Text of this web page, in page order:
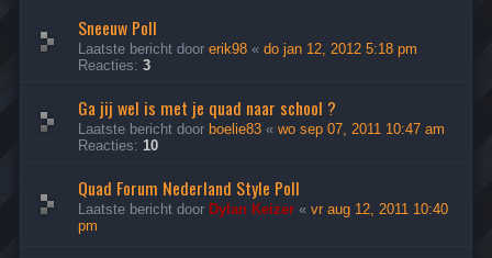
Sneeuw Poll
Laatste bericht door erik98 « do jan 12, 2012 5:18 pm
Reacties: 3
Ga jij wel is met je quad naar school ?
Laatste bericht door boelie83 « wo sep 07, 2011 10:47 am
Reacties: 10
Quad Forum Nederland Style Poll
Laatste bericht door Dylan Keizer « vr aug 12, 2011 10:40
pm